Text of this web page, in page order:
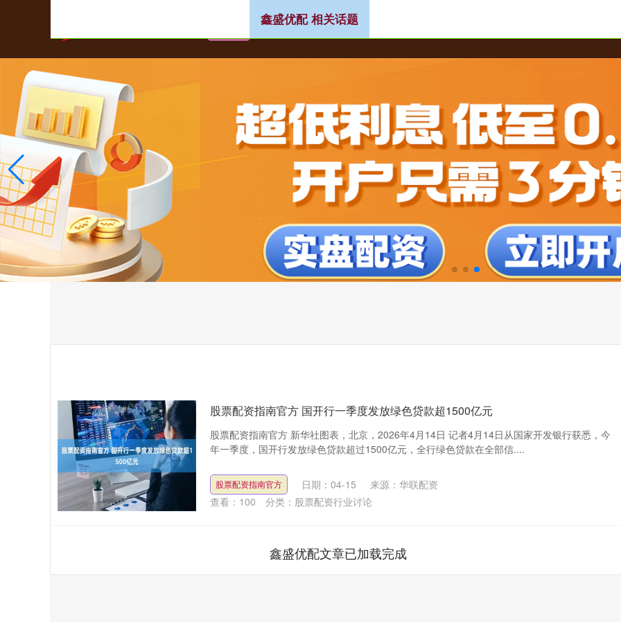
股票配资行业讨论
鑫盛优配 相关话题
股票配资指南官方 国开行一季度发放绿色贷款超1500亿元
股票配资指南官方 新华社图表，北京，2026年4月14日 记者4月14日从国家开发银行获悉，今
年一季度，国开行发放绿色贷款超过1500亿元，全行绿色贷款在全部信....
股票配资指南官方 日期：04-15
来源：华联配资
查看： 100 分类： 股票配资行业讨论
鑫盛优配文章已加载完成